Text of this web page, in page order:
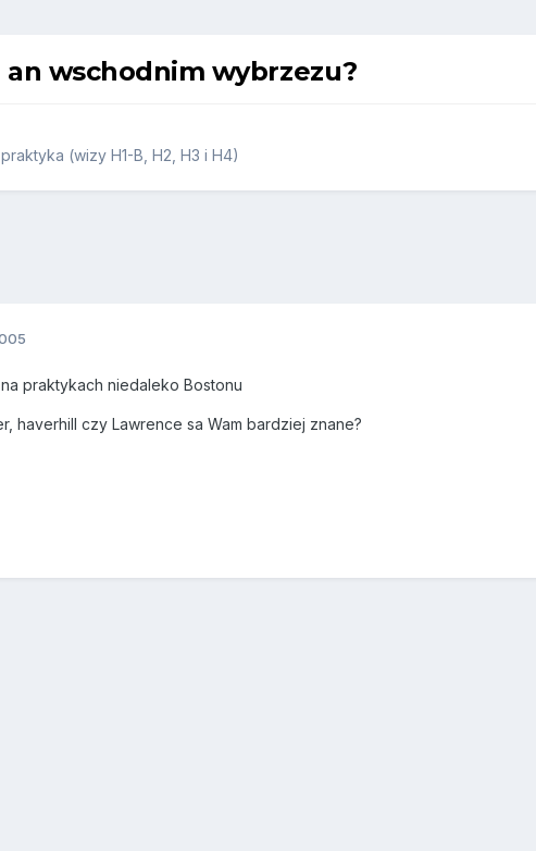
wschodnim wybrzezu?
(wizy H1-B, H2, H3 i H4)
praktykach niedaleko Bostonu
haverhill czy Lawrence sa Wam bardziej znane?